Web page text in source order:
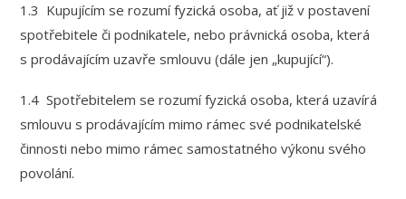
1.3 Kupujícím se rozumí fyzická osoba, ať již v postavení
spotřebitele či podnikatele, nebo právnická osoba, která
s prodávajícím uzavře smlouvu (dále jen „kupující“).
1.4 Spotřebitelem se rozumí fyzická osoba, která uzavírá
smlouvu s prodávajícím mimo rámec své podnikatelské
činnosti nebo mimo rámec samostatného výkonu svého
povolání.